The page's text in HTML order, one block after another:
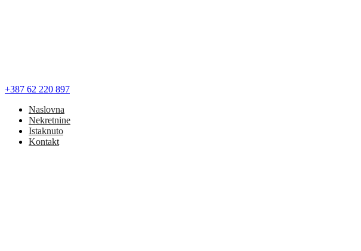
+387 62 220 897
Naslovna
Nekretnine
Istaknuto
Kontakt